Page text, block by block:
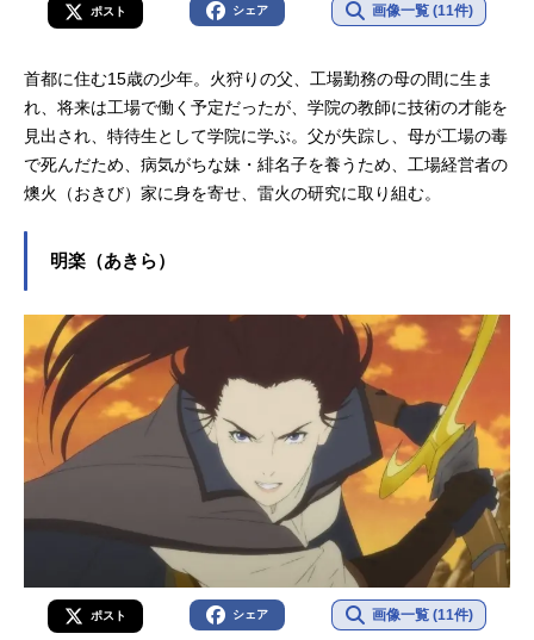
ポスト シェア 画像一覧 (11件)
首都に住む15歳の少年。火狩りの父、工場勤務の母の間に生ま
れ、将来は工場で働く予定だったが、学院の教師に技術の才能を
見出され、特待生として学院に学ぶ。父が失踪し、母が工場の毒
で死んだため、病気がちな妹・緋名子を養うため、工場経営者の
燠火（おきび）家に身を寄せ、雷火の研究に取り組む。
明楽（あきら）
ポスト シェア 画像一覧 (11件)